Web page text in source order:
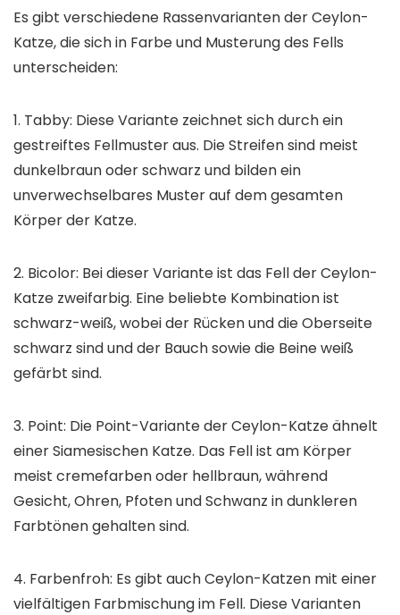
Es gibt verschiedene Rassenvarianten der Ceylon-
Katze, die sich in Farbe und Musterung des Fells
unterscheiden:
1. Tabby: Diese Variante zeichnet sich durch ein
gestreiftes Fellmuster aus. Die Streifen sind meist
dunkelbraun oder schwarz und bilden ein
unverwechselbares Muster auf dem gesamten
Körper der Katze.
2. Bicolor: Bei dieser Variante ist das Fell der Ceylon-
Katze zweifarbig. Eine beliebte Kombination ist
schwarz-weiß, wobei der Rücken und die Oberseite
schwarz sind und der Bauch sowie die Beine weiß
gefärbt sind.
3. Point: Die Point-Variante der Ceylon-Katze ähnelt
einer Siamesischen Katze. Das Fell ist am Körper
meist cremefarben oder hellbraun, während
Gesicht, Ohren, Pfoten und Schwanz in dunkleren
Farbtönen gehalten sind.
4. Farbenfroh: Es gibt auch Ceylon-Katzen mit einer
vielfältigen Farbmischung im Fell. Diese Varianten